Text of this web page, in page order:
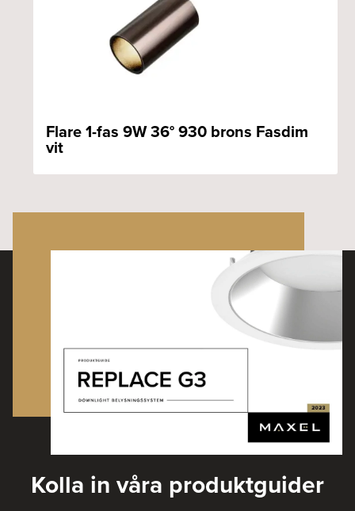
Flare 1-fas 9W 36° 930 brons Fasdim
vit
Kolla in våra produktguider